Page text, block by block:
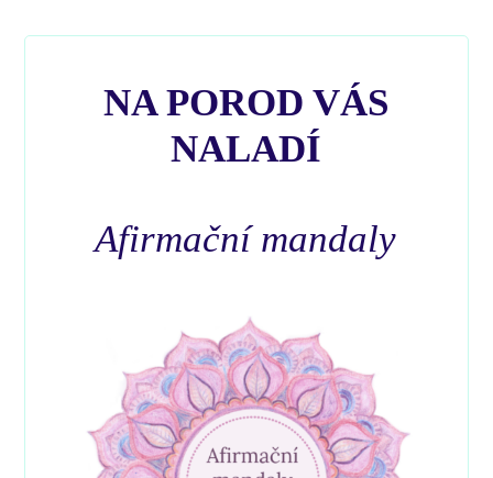
NA POROD VÁS
NALADÍ
Afirmační mandaly